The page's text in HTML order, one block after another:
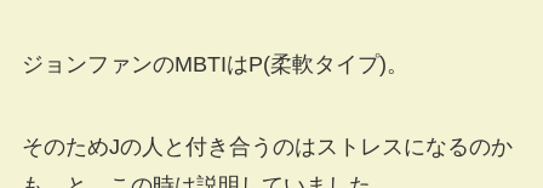
ジョンファンのMBTIはP(柔軟タイプ)。
そのためJの人と付き合うのはストレスになるのか